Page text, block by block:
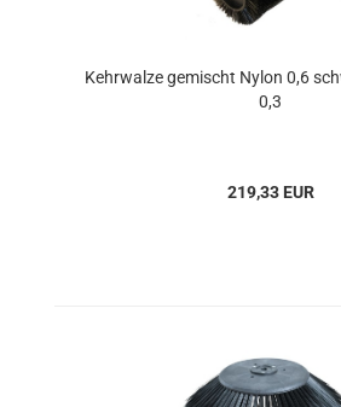
Kehrwalze gemischt Nylon 0,6
0,3
219,33 EUR